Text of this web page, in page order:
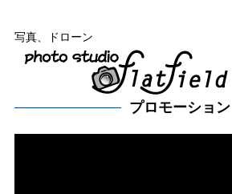
写真、ドローン
プロモーション